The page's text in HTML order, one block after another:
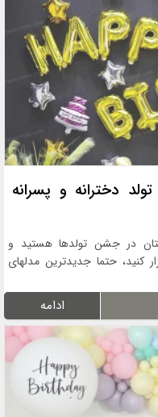
دخترانه و پسرانه
در جشن تولدها هستید و
کنید، حتما جدیدترین مدلهای
ادامه